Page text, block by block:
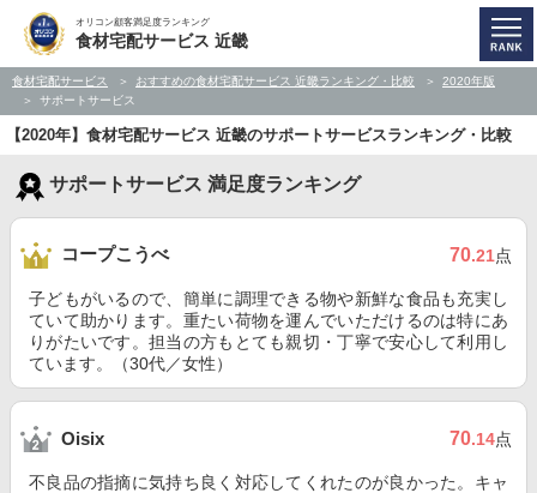
オリコン顧客満足度ランキング
食材宅配サービス 近畿
食材宅配サービス おすすめの食材宅配サービス 近畿ランキング・比較
2020年版
サポートサービス
【2020年】食材宅配サービス 近畿のサポートサービスランキング・比較
サポートサービス 満足度ランキング
コープこうべ 70.21点
子どもがいるので、簡単に調理できる物や新鮮な食品も充実し
ていて助かります。重たい荷物を運んでいただけるのは特にあ
りがたいです。担当の方もとても親切・丁寧で安心して利用し
ています。（30代／女性）
Oisix 70.14点
不良品の指摘に気持ち良く対応してくれたのが良かった。キャ